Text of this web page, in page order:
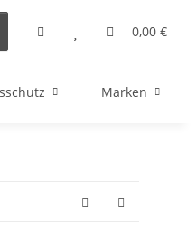
0,00 €
Marken